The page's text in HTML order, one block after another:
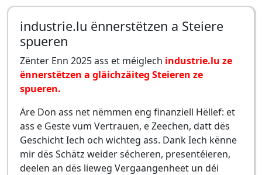
industrie.lu ënnerstëtzen a Steiere
spueren
Zënter Enn 2025 ass et méiglech industrie.lu ze
ënnerstëtzen a gläichzäiteg Steieren ze
spueren.
Äre Don ass net nëmmen eng finanziell Hëllef: et
ass e Geste vum Vertrauen, e Zeechen, datt dës
Geschicht Iech och wichteg ass. Dank Iech kënne
mir dës Schätz weider sécheren, presentéieren,
deelen an dës lieweg Vergaangenheet un déi